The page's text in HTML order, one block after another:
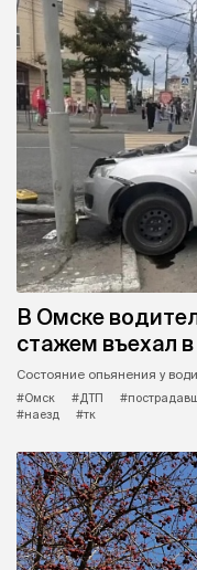
В Омске
стажем въехал
Состояние опьянения у
#Омск
#ДТП
#наезд
#тк